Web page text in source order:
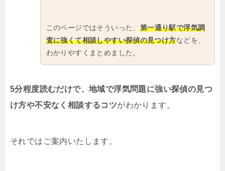
このページではそういった、 第一通り駅で浮気調
査に強くて相談しやすい探偵の見つけ方などを、
わかりやすくまとめました。
5分程度読むだけで、地域で浮気問題に強い探偵の見つ
け方や不安なく相談するコツがわかります。
それではご案内いたします。